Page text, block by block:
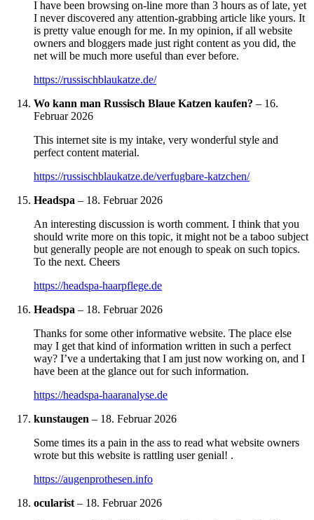
I have been browsing on-line more than 3 hours as of late, yet
I never discovered any attention-grabbing article like yours. It
is pretty value enough for me. In my opinion, if all website
owners and bloggers made just right content as you did, the
net will be much more useful than ever before.
https://russischblaukatze.de/
Wo kann man Russisch Blaue Katzen kaufen? – 16.
Februar 2026
This internet site is my intake, very wonderful style and
perfect content material.
https://russischblaukatze.de/verfugbare-katzchen/
Headspa – 18. Februar 2026
An interesting discussion is worth comment. I think that you
should write more on this topic, it might not be a taboo subject
but generally people are not enough to speak on such topics.
To the next. Cheers
https://headspa-haarpflege.de
Headspa – 18. Februar 2026
Thanks for some other informative website. The place else
may I get that kind of information written in such a perfect
way? I’ve a undertaking that I am just now working on, and I
have been at the glance out for such information.
https://headspa-haaranalyse.de
kunstaugen – 18. Februar 2026
Some times its a pain in the ass to read what website owners
wrote but this website is rattling user genial! .
https://augenprothesen.info
ocularist – 18. Februar 2026